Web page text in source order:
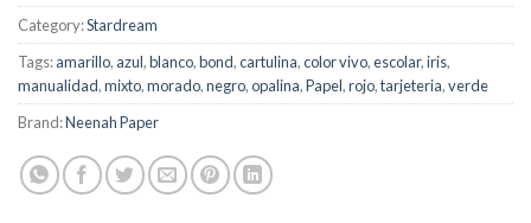
Category:Stardream
Tags:amarillo, azul,blanco,bond,cartulina,color vivo,escolar,iris,
manualidad,mixto,morado,negro,opalina,Papel,rojo,tarjeteria,verde
Brand:Neenah Paper